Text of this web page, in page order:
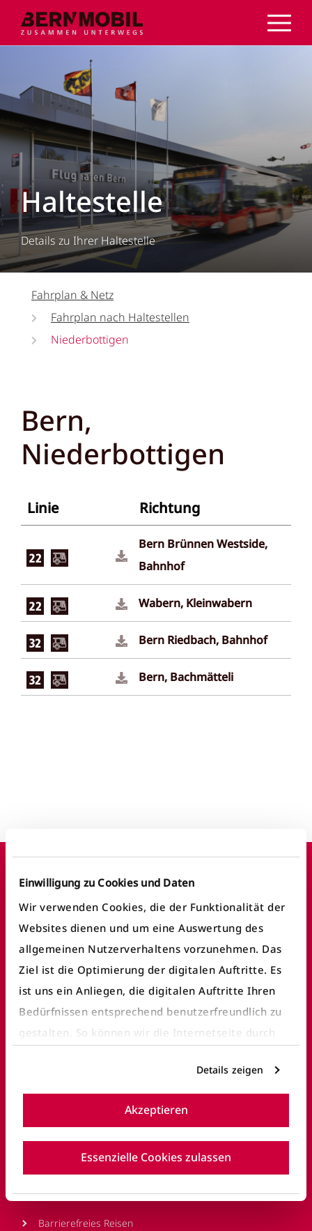
Einwilligung zu Cookies und Daten
Wir verwenden Cookies, die der Funktionalität der
Websites dienen und um eine Auswertung des
allgemeinen Nutzerverhaltens vorzunehmen. Das
Ziel ist die Optimierung der digitalen Auftritte. Es
ist uns ein Anliegen, die digitalen Auftritte Ihren
Bedürfnissen entsprechend benutzerfreundlich zu
gestalten. So können wir die Internetseite durch
Internetseite, die für Sie interessant sein können,
optimieren.
Details entnehmen Sie bitte unserer
Details zeigen
Akzeptieren
Essenzielle Cookies zulassen
Inhalt
Haltestelle
Details zu Ihrer Haltestelle
Fahrplan & Netz
Fahrplan nach Haltestellen
Niederbottigen
Bern,
Niederbottigen
Linie Richtung
Bern Brünnen Westside,
Bahnhof
Wabern, Kleinwabern
Bern Riedbach, Bahnhof
Bern, Bachmätteli
Footer
Häufige Anliegen
Fundbüro finden
Fahrausweiskontrolle
Ticket/Abo kaufen
E-Ticket
Reisen mit BERNMOBIL
Sicherheit und Sauberkeit
Barrierefreies Reisen